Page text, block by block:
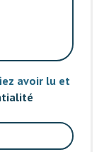
avoir lu et